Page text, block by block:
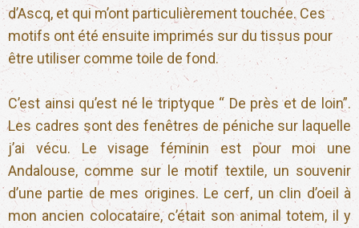
d’Ascq, et qui m’ont particulièrement touchée. Ces
motifs ont été ensuite imprimés sur du tissus pour
être utiliser comme toile de fond.
C’est ainsi qu’est né le triptyque “ De près et de loin”.
Les cadres sont des fenêtres de péniche sur laquelle
j’ai vécu. Le visage féminin est pour moi une
Andalouse, comme sur le motif textile, un souvenir
d’une partie de mes origines. Le cerf, un clin d’oeil à
mon ancien colocataire, c’était son animal totem, il y